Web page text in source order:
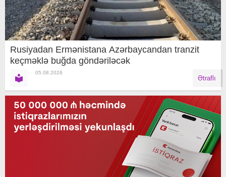
Rusiyadan Ermənistana Azərbaycandan tranzit
keçməklə buğda göndəriləcək
05.08.2026
Ətraflı